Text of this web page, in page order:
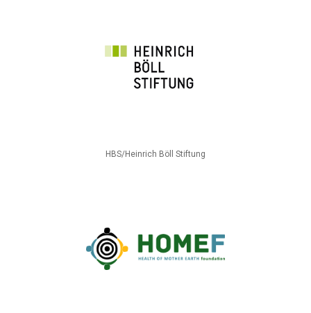
HBS/Heinrich Böll Stiftung